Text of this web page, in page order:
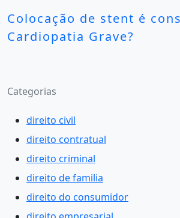
Colocação de stent é
Cardiopatia Grave?
Categorias
direito civil
direito contratual
direito criminal
direito de familia
direito do consumidor